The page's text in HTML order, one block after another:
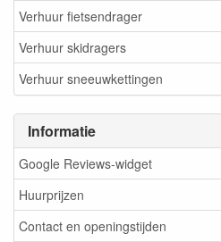
Verhuur fietsendrager
Verhuur skidragers
Verhuur sneeuwkettingen
Informatie
Google Reviews-widget
Huurprijzen
Contact en openingstijden